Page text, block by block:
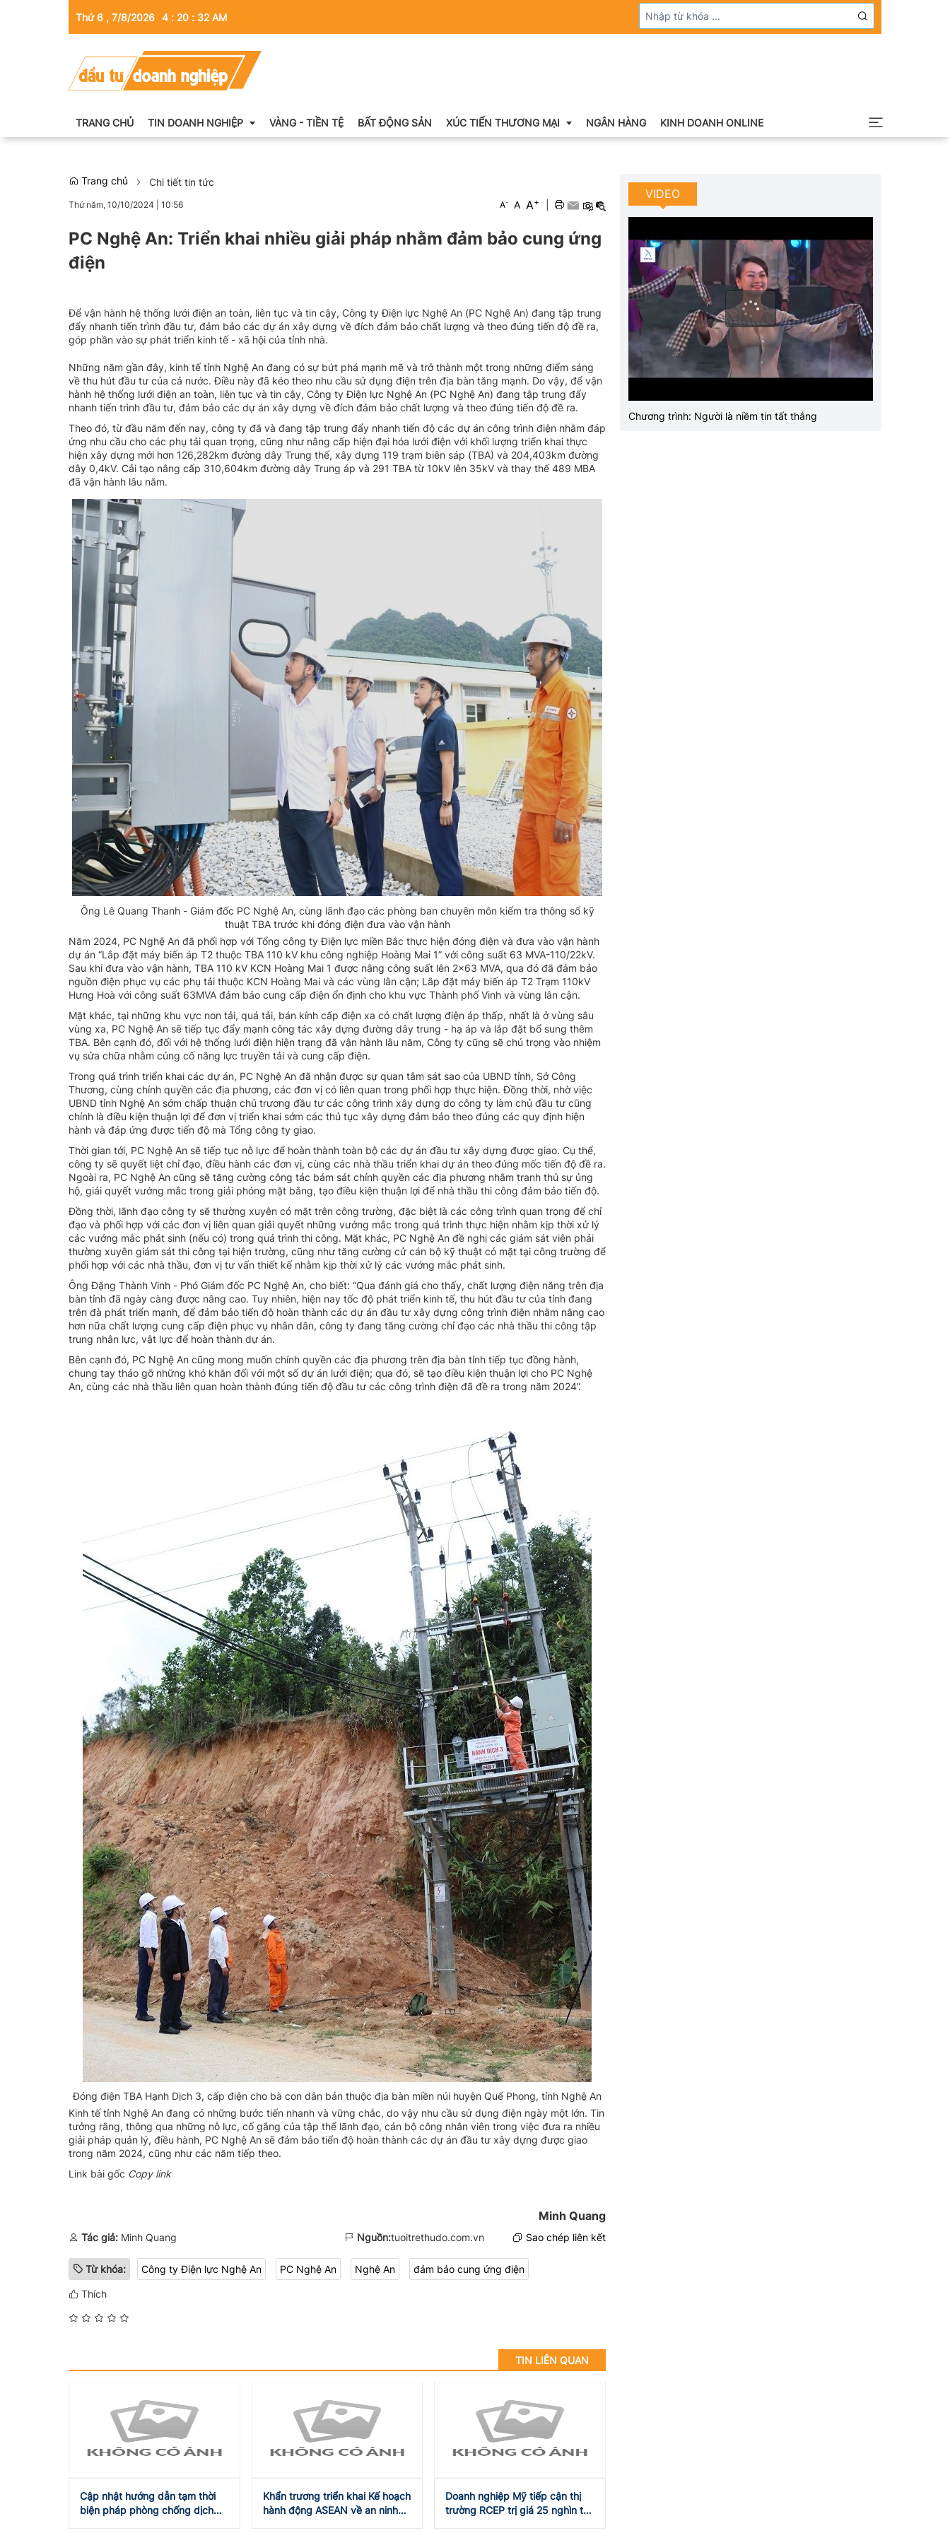
Thứ 6 , 7/8/2026 4 : 20 : 33 AM
TRANG CHỦ TIN DOANH NGHIỆP
Thông tin doanh nghiệp
Kinh tế tài chính
VÀNG - TIỀN TỆ BẤT ĐỘNG SẢN XÚC TIẾN THƯƠNG MẠI
Hội chợ triển lãm
NGÂN HÀNG KINH DOANH ONLINE
Trang chủ Chi tiết tin tức
Thứ năm, 10/10/2024 10:56 A- A A+
PC Nghệ An: Triển khai nhiều giải pháp nhằm đảm bảo cung ứng
điện
Để vận hành hệ thống lưới điện an toàn, liên tục và tin cậy, Công ty Điện lực Nghệ An (PC Nghệ An) đang tập trung
đẩy nhanh tiến trình đầu tư, đảm bảo các dự án xây dựng về đích đảm bảo chất lượng và theo đúng tiến độ đề ra,
góp phần vào sự phát triển kinh tế - xã hội của tỉnh nhà.
Những năm gần đây, kinh tế tỉnh Nghệ An đang có sự bứt phá mạnh mẽ và trở thành một trong những điểm sáng
về thu hút đầu tư của cả nước. Điều này đã kéo theo nhu cầu sử dụng điện trên địa bàn tăng mạnh. Do vậy, để vận
hành hệ thống lưới điện an toàn, liên tục và tin cậy, Công ty Điện lực Nghệ An (PC Nghệ An) đang tập trung đẩy
nhanh tiến trình đầu tư, đảm bảo các dự án xây dựng về đích đảm bảo chất lượng và theo đúng tiến độ đề ra.
Theo đó, từ đầu năm đến nay, công ty đã và đang tập trung đẩy nhanh tiến độ các dự án công trình điện nhằm đáp
ứng nhu cầu cho các phụ tải quan trọng, cũng như nâng cấp hiện đại hóa lưới điện với khối lượng triển khai thực
hiện xây dựng mới hơn 126,282km đường dây Trung thế, xây dựng 119 trạm biên sáp (TBA) và 204,403km đường
dây 0,4kV. Cải tạo nâng cấp 310,604km đường dây Trung áp và 291 TBA từ 10kV lên 35kV và thay thế 489 MBA
đã vận hành lâu năm.
Ông Lê Quang Thanh - Giám đốc PC Nghệ An, cùng lãnh đạo các phòng ban chuyên môn kiểm tra thông số kỹ
thuật TBA trước khi đóng điện đưa vào vận hành
Năm 2024, PC Nghệ An đã phối hợp với Tổng công ty Điện lực miền Bắc thực hiện đóng điện và đưa vào vận hành
dự án “Lắp đặt máy biến áp T2 thuộc TBA 110 kV khu công nghiệp Hoàng Mai 1” với công suất 63 MVA-110/22kV.
Sau khi đưa vào vận hành, TBA 110 kV KCN Hoàng Mai 1 được nâng công suất lên 2x63 MVA, qua đó đã đảm bảo
nguồn điện phục vụ các phụ tải thuộc KCN Hoàng Mai và các vùng lân cận; Lắp đặt máy biến áp T2 Trạm 110kV
Hưng Hoà với công suất 63MVA đảm bảo cung cấp điện ổn định cho khu vực Thành phố Vinh và vùng lân cận.
Mặt khác, tại những khu vực non tải, quá tải, bán kính cấp điện xa có chất lượng điện áp thấp, nhất là ở vùng sâu
vùng xa, PC Nghệ An sẽ tiếp tục đẩy mạnh công tác xây dựng đường dây trung - hạ áp và lắp đặt bổ sung thêm
TBA. Bên cạnh đó, đối với hệ thống lưới điện hiện trạng đã vận hành lâu năm, Công ty cũng sẽ chú trọng vào nhiệm
vụ sửa chữa nhằm củng cố năng lực truyền tải và cung cấp điện.
Trong quá trình triển khai các dự án, PC Nghệ An đã nhận được sự quan tâm sát sao của UBND tỉnh, Sở Công
Thương, cùng chính quyền các địa phương, các đơn vị có liên quan trong phối hợp thực hiện. Đồng thời, nhờ việc
UBND tỉnh Nghệ An sớm chấp thuận chủ trương đầu tư các công trình xây dựng do công ty làm chủ đầu tư cũng
chính là điều kiện thuận lợi để đơn vị triển khai sớm các thủ tục xây dựng đảm bảo theo đúng các quy định hiện
hành và đáp ứng được tiến độ mà Tổng công ty giao.
Thời gian tới, PC Nghệ An sẽ tiếp tục nỗ lực để hoàn thành toàn bộ các dự án đầu tư xây dựng được giao. Cụ thể,
công ty sẽ quyết liệt chỉ đạo, điều hành các đơn vị, cùng các nhà thầu triển khai dự án theo đúng mốc tiến độ đề ra.
Ngoài ra, PC Nghệ An cũng sẽ tăng cường công tác bám sát chính quyền các địa phương nhằm tranh thủ sự ủng
hộ, giải quyết vướng mắc trong giải phóng mặt bằng, tạo điều kiện thuận lợi để nhà thầu thi công đảm bảo tiến độ.
Đồng thời, lãnh đạo công ty sẽ thường xuyên có mặt trên công trường, đặc biệt là các công trình quan trọng để chỉ
đạo và phối hợp với các đơn vị liên quan giải quyết những vướng mắc trong quá trình thực hiện nhằm kịp thời xử lý
các vướng mắc phát sinh (nếu có) trong quá trình thi công. Mặt khác, PC Nghệ An đề nghị các giám sát viên phải
thường xuyên giám sát thi công tại hiện trường, cũng như tăng cường cử cán bộ kỹ thuật có mặt tại công trường để
phối hợp với các nhà thầu, đơn vị tư vấn thiết kế nhằm kịp thời xử lý các vướng mắc phát sinh.
Ông Đặng Thành Vinh - Phó Giám đốc PC Nghệ An, cho biết: “Qua đánh giá cho thấy, chất lượng điện năng trên địa
bàn tỉnh đã ngày càng được nâng cao. Tuy nhiên, hiện nay tốc độ phát triển kinh tế, thu hút đầu tư của tỉnh đang
trên đà phát triển mạnh, để đảm bảo tiến độ hoàn thành các dự án đầu tư xây dựng công trình điện nhằm nâng cao
hơn nữa chất lượng cung cấp điện phục vụ nhân dân, công ty đang tăng cường chỉ đạo các nhà thầu thi công tập
trung nhân lực, vật lực để hoàn thành dự án.
Bên cạnh đó, PC Nghệ An cũng mong muốn chính quyền các địa phương trên địa bàn tỉnh tiếp tục đồng hành,
chung tay tháo gỡ những khó khăn đối với một số dự án lưới điện; qua đó, sẽ tạo điều kiện thuận lợi cho PC Nghệ
An, cùng các nhà thầu liên quan hoàn thành đúng tiến độ đầu tư các công trình điện đã đề ra trong năm 2024”.
Đóng điện TBA Hạnh Dịch 3, cấp điện cho bà con dân bản thuộc địa bàn miền núi huyện Quế Phong, tỉnh Nghệ An
Kinh tế tỉnh Nghệ An đang có những bước tiến nhanh và vững chắc, do vậy nhu cầu sử dụng điện ngày một lớn. Tin
tưởng rằng, thông qua những nỗ lực, cố gắng của tập thể lãnh đạo, cán bộ công nhân viên trong việc đưa ra nhiều
giải pháp quản lý, điều hành, PC Nghệ An sẽ đảm bảo tiến độ hoàn thành các dự án đầu tư xây dựng được giao
trong năm 2024, cũng như các năm tiếp theo.
Link bài gốc Copy link
Minh Quang
Tác giả: Minh Quang Nguồn:tuoitrethudo.com.vn Sao chép liên kết
Từ khóa: Công ty Điện lực Nghệ An PC Nghệ An Nghệ An đảm bảo cung ứng điện
Thích
TIN LIÊN QUAN
Cập nhật hướng dẫn tạm thời
biện pháp phòng chống dịch
Khẩn trương triển khai Kế hoạch
hành động ASEAN về an ninh
Doanh nghiệp Mỹ tiếp cận thị
trường RCEP trị giá 25 nghìn tỷ
VIDEO
Chương trình: Người là niềm tin tất thắng